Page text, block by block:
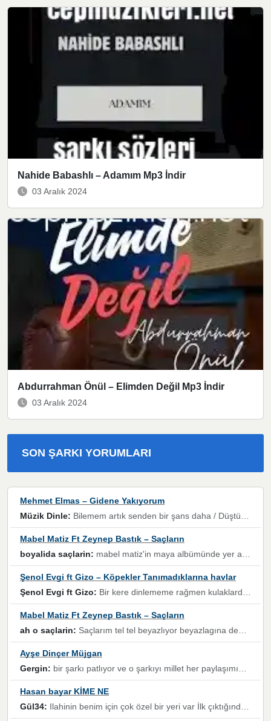
Nahide Babashlı – Adamım Mp3 İndir
03 Aralık 2024
Abdurrahman Önül – Elimden Değil Mp3 İndir
03 Aralık 2024
SON ŞARKI YORUMLARI
Mehmet Elmas – Gidene Yakıyorum
Müzik Dinle: Bilemem artık senden bir şans daha / Düştüğün zaman ben olmayacağım yanında” dizeleri, artık geçmişin tekrarına izin verilmeyeceğini, kişisel sınırların çizildiğini gösteriyor.
Mabel Matiz Ft Zeynep Bastık – Saçların
boyalida saçlarin: mabel matiz'in maya albümünde yer alan güzellerden. parça da şarkı hani! müzikal altyapısına vurulduğum, sözlerinde kaybolduğum bir parça olmuş.
Şenol Evgi ft Gizo – Köpekler Tanımadıklarına havlar
Şenol Evgi ft Gizo: Bir kere dinlememe rağmen kulaklardan gitmiyor sen sen sen sen kurban ol sen sen sen sen hayran ol yükses ses müzik dinleme sebebisiniz canlar bomba gibi patladınız maşallah
Mabel Matiz Ft Zeynep Bastık – Saçların
ah o saçlarin: Saçlarım tel tel beyazlıyor beyazlagına degil yanımda sen yoksun ona üzülüyorum günler bir bir geçiyor geçen günlere değil sensiz geçen günlere darılıyorum,Dinledikce asla kavusamayacagim ama asla unutamicagim sevdiğim adam için yanar içim
Ayşe Dinçer Müjgan
Gergin: bir şarkı patlıyor ve o şarkıyı millet her paylaşımın altına koyuyor ve öyle bir durum hal alıyor ki şarkıyı dinlemeden şarkıdan bikıyorsun Ama bu enteresan bir şekilde dillere dolanıyor millet olarak seviyoruz dertlerle boğuşurken bir yandan da göbek atmayi))) diyeceklerim bu kadar güzel hoş bir sayfa emeğinize sağlık arkadaşlar kolay gelsin
Hasan bayar KİME NE
Gül34: Ilahinin benim için çok özel bir yeri var İlk çıktığında komşum ne kadar yüksek sesle dinliyorsa orada duymuştum ve YouTube'dan aratıp Bu ilahiyi bulmuştum ve sonra müdavimi oldum günlük Ben de 3-5 kere dinleyip ezberleyip artık ilahiye bende eşlik ediyorum yüksek sesle Allah razı olsun hizmet nimettir Rabbim sizin zahmetlerinize de hayırlı nimetler versin Selam ve dua ile Allah'a emanet olun